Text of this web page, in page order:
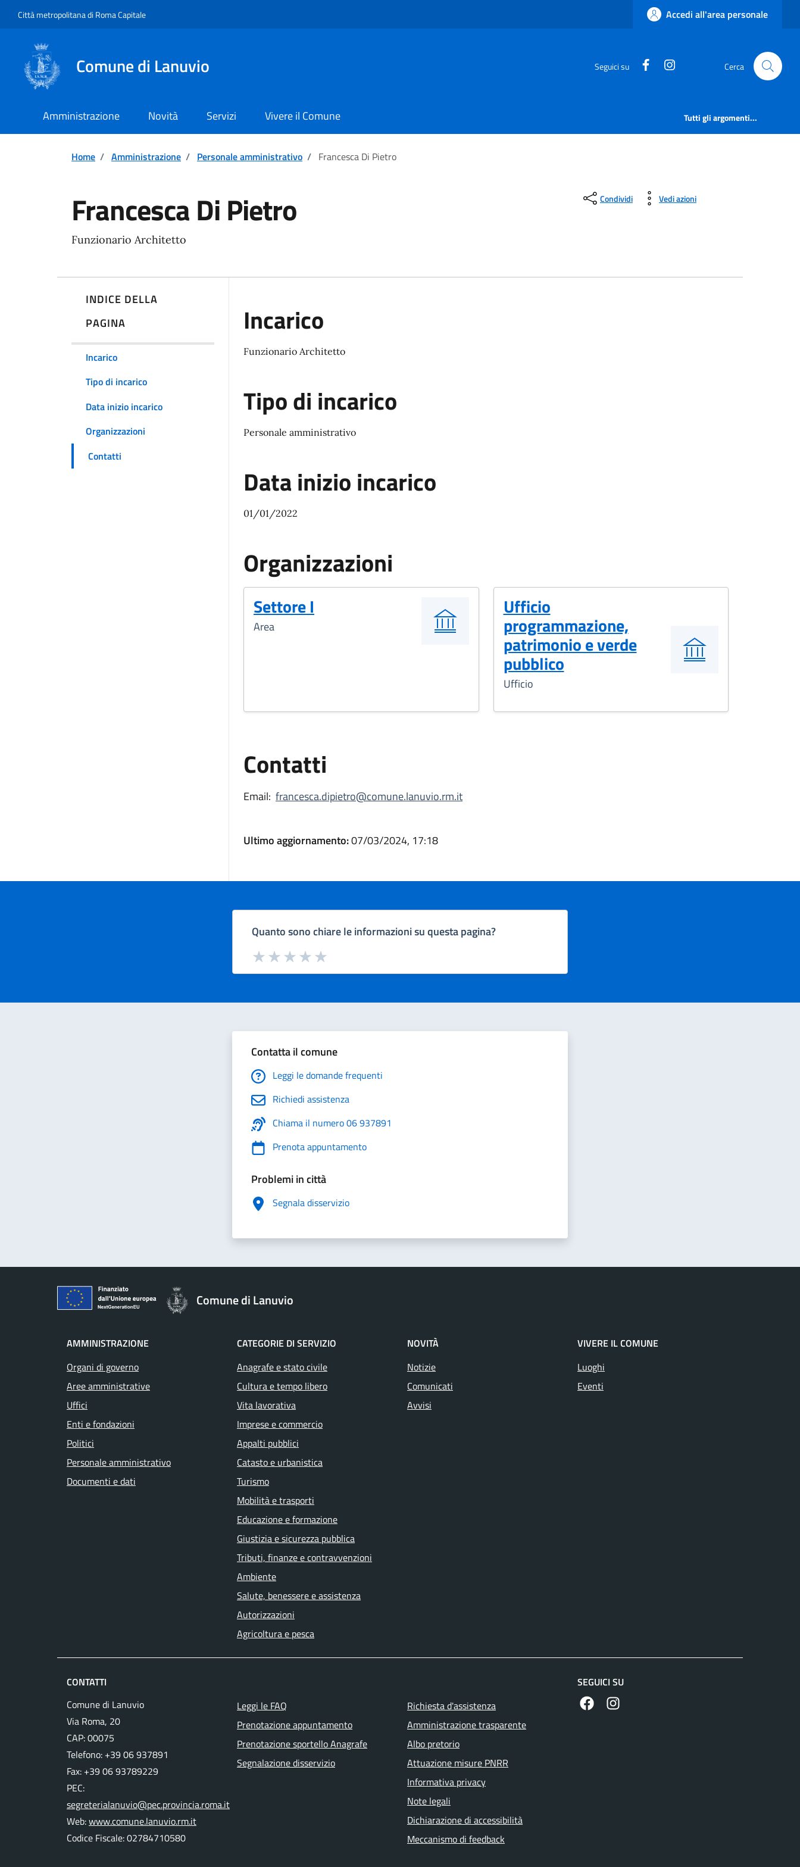
Città metropolitana di Roma Capitale Accedi all'area personale
Comune di Lanuvio Seguici su https://www.facebook.com/
https:// Cerca
Amministrazione Novità Servizi Vivere il Comune Tutti gli argomenti...
Home / Amministrazione / Personale amministrativo / Francesca Di Pietro
Francesca Di Pietro
Funzionario Architetto
Condividi Vedi azioni
INDICE DELLA
PAGINA
Incarico
Tipo di incarico
Data inizio incarico
Organizzazioni
Contatti
Incarico
Funzionario Architetto
Tipo di incarico
Personale amministrativo
Data inizio incarico
01/01/2022
Organizzazioni
Settore I
Area
Ufficio
programmazione,
patrimonio e verde
pubblico
Ufficio
Contatti
Email: francesca.dipietro@comune.lanuvio.rm.it
Ultimo aggiornamento:07/03/2024, 17:18
Quanto sono chiare le informazioni su questa pagina?
Valuta da 1 a 5 stelle la pagina
Valuta 5 stelle su 5
Valuta 4 stelle su 5
Valuta 3 stelle su 5
Valuta 2 stelle su 5
Valuta 1 stelle su 5
Contatta il comune
Leggi le domande frequenti
Richiedi assistenza
Chiama il numero 06 937891
Prenota appuntamento
Problemi in città
Segnala disservizio
Comune di Lanuvio
AMMINISTRAZIONE
Organi di governo
Aree amministrative
Uffici
Enti e fondazioni
Politici
Personale amministrativo
Documenti e dati
CATEGORIE DI SERVIZIO
Anagrafe e stato civile
Cultura e tempo libero
Vita lavorativa
Imprese e commercio
Appalti pubblici
Catasto e urbanistica
Turismo
Mobilità e trasporti
Educazione e formazione
Giustizia e sicurezza pubblica
Tributi, finanze e contravvenzioni
Ambiente
Salute, benessere e assistenza
Autorizzazioni
Agricoltura e pesca
NOVITÀ
Notizie
Comunicati
Avvisi
VIVERE IL COMUNE
Luoghi
Eventi
CONTATTI
Comune di Lanuvio
Via Roma, 20
CAP: 00075
Telefono: +39 06 937891
Fax: +39 06 93789229
PEC:
segreterialanuvio@pec.provincia.roma.it
Web:www.comune.lanuvio.rm.it
Codice Fiscale: 02784710580
Leggi le FAQ
Prenotazione appuntamento
Prenotazione sportello Anagrafe
Segnalazione disservizio
Richiesta d'assistenza
Amministrazione trasparente
Albo pretorio
Attuazione misure PNRR
Informativa privacy
Note legali
Dichiarazione di accessibilità
Meccanismo di feedback
SEGUICI SU
https://www.facebook.com/comunedilanuvio/